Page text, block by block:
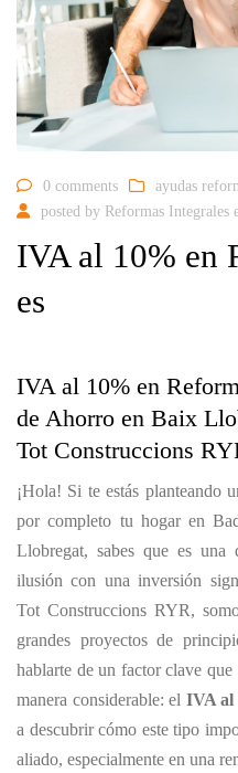
0 comments ayudas
posted by Reformas Integrales
IVA al 10% en
es
IVA al 10% en
de Ahorro en Baix
Tot Construccions
¡Hola! Si te estás planteando
por completo tu hogar en
Llobregat, sabes que es una
ilusión con una inversión
Tot Construccions RYR,
grandes proyectos de
hablarte de un factor clave
manera considerable: el IVA al
a descubrir cómo este tipo
aliado, especialmente en una